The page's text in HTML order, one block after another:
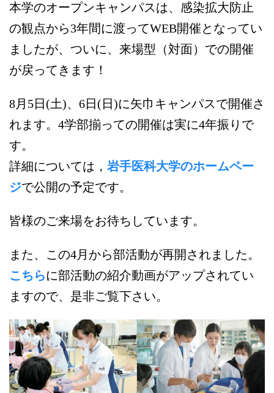
本学のオープンキャンパスは、感染拡大防止
の観点から3年間に渡ってWEB開催となってい
ましたが、ついに、来場型（対面）での開催
が戻ってきます！
8月5日(土)、6日(日)に矢巾キャンパスで開催さ
れます。4学部揃っての開催は実に4年振りで
す。
詳細については， 岩手医科大学のホームペー
ジで公開の予定です。
皆様のご来場をお待ちしています。
また、この4月から部活動が再開されました。
こちらに部活動の紹介動画がアップされてい
ますので、是非ご覧下さい。